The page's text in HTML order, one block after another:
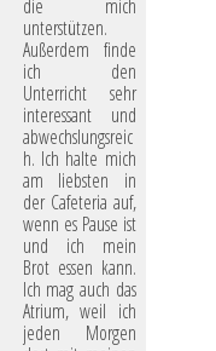
die mich
unterstützen.
Außerdem finde
ich den
Unterricht sehr
interessant und
abwechslungsreic
h. Ich halte mich
am liebsten in
der Cafeteria auf,
wenn es Pause ist
und ich mein
Brot essen kann.
Ich mag auch das
Atrium, weil ich
jeden Morgen